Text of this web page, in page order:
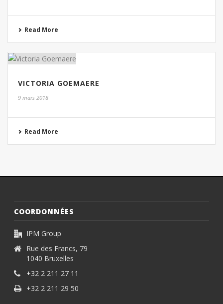
Read More
VICTORIA GOEMAERE
9 mars 2018
Read More
COORDONNÉES
IPM Group
Rue des Francs, 79
1040 Bruxelles
+32 2 211 27 11
+32 2 211 29 50